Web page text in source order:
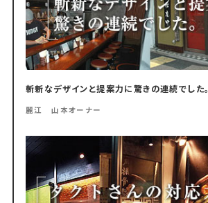
斬新なデザインと提案力に驚きの連続でした。
麗江 山本オーナー